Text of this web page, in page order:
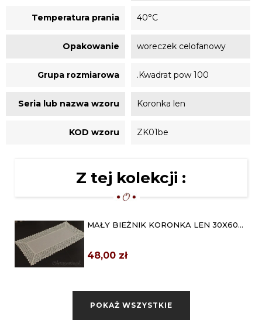
Temperatura prania 40°C
Opakowanie woreczek celofanowy
Grupa rozmiarowa .Kwadrat pow 100
Seria lub nazwa wzoru Koronka len
KOD wzoru ZK01be
Z tej kolekcji :
MAŁY BIEŻNIK KORONKA LEN 30X60
48,00 zł
63,00 zł
POKAŻ WSZYSTKIE